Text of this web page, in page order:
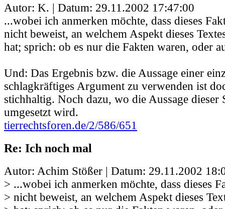
Autor: K. | Datum: 29.11.2002 17:47:00
...wobei ich anmerken möchte, dass dieses
nicht beweist, an welchem Aspekt dieses
hat; sprich: ob es nur die Fakten waren, oder
Und: Das Ergebnis bzw. die Aussage einer
schlagkräftiges Argument zu verwenden ist
stichhaltig. Noch dazu, wo die Aussage
umgesetzt wird.
tierrechtsforen.de/2/586/651
Re: Ich noch mal
Autor: Achim Stößer | Datum: 29.11.2002
> ...wobei ich anmerken möchte, dass dieses
> nicht beweist, an welchem Aspekt dieses